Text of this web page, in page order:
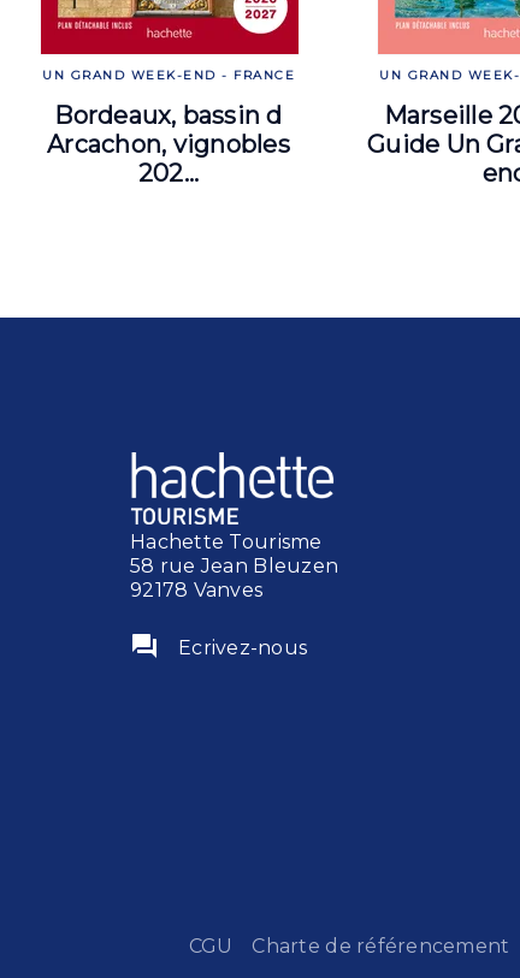
UN GRAND WEEK-END - FRANCE
Bordeaux, bassin d
Arcachon, vignobles
202…
UN GRAND
Marseille
Guide Un
Hachette Tourisme
58 rue Jean Bleuzen
92178 Vanves
question_answer Ecrivez-nous
CGU Charte de référencement